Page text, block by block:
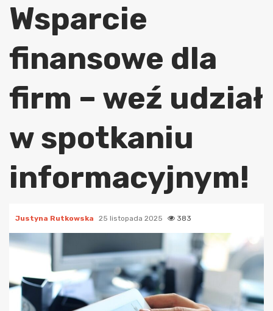
Wsparcie
finansowe dla
firm – weź udział
w spotkaniu
informacyjnym!
Justyna Rutkowska 25 listopada 2025 383